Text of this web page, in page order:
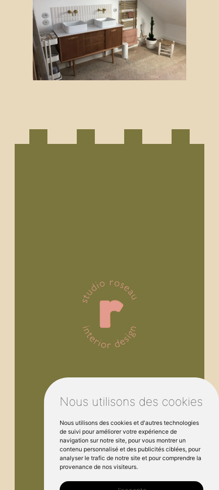
Nous utilisons des cookies
Nous utilisons des cookies et d'autres technologies
de suivi pour améliorer votre expérience de
navigation sur notre site, pour vous montrer un
contenu personnalisé et des publicités ciblées, pour
analyser le trafic de notre site et pour comprendre la
provenance de nos visiteurs.
Réseaux Sociaux